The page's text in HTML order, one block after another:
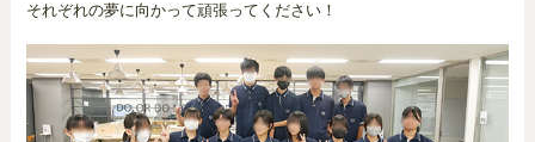
それぞれの夢に向かって頑張ってください！